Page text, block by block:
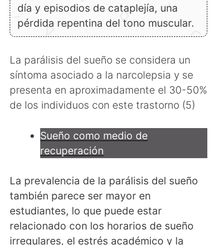
día y episodios de cataplejía, una
pérdida repentina del tono muscular.
La parálisis del sueño se considera un
síntoma asociado a la narcolepsia y se
presenta en aproximadamente el 30-50%
de los individuos con este trastorno (5)
Sueño como medio de
recuperación
La prevalencia de la parálisis del sueño
también parece ser mayor en
estudiantes, lo que puede estar
relacionado con los horarios de sueño
irregulares, el estrés académico y la